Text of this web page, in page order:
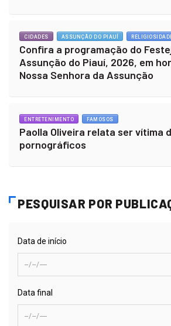
CIDADES ASSUNÇÃO DO PIAUÍ
Confira a programação do
Assunção do Piauí, 2026, em
Nossa Senhora da Assunção
ENTRETENIMENTO FAMOSOS
Paolla Oliveira relata ser vítima
pornográficos
PESQUISAR POR
Data de início
Data final